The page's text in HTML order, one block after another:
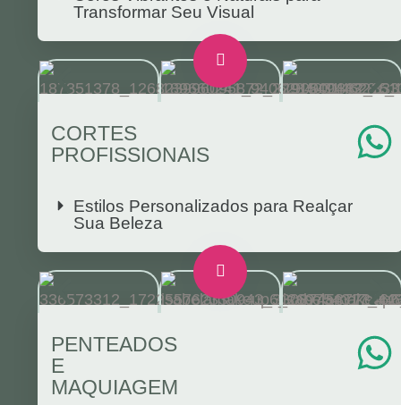
Transformar Seu Visual
CORTES
PROFISSIONAIS
Estilos Personalizados para Realçar
Sua Beleza
PENTEADOS
E
MAQUIAGEM